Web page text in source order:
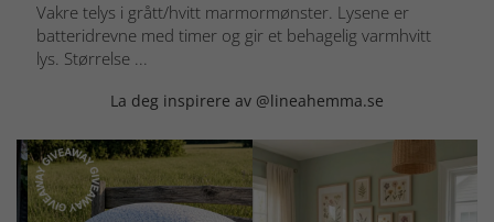
Vakre telys i grått/hvitt marmormønster. Lysene er
batteridrevne med timer og gir et behagelig varmhvitt
lys. Størrelse ...
La deg inspirere av @lineahemma.se